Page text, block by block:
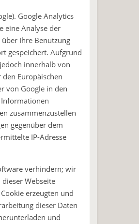
Google Analytics
eine Analyse der
Ihre Benutzung
gespeichert. Aufgrund
innerhalb von
Europäischen
von Google in den
zusammenzustellen
gegenüber dem
IP-Adresse
verhindern; wir
Webseite
erzeugten und
dieser Daten
und